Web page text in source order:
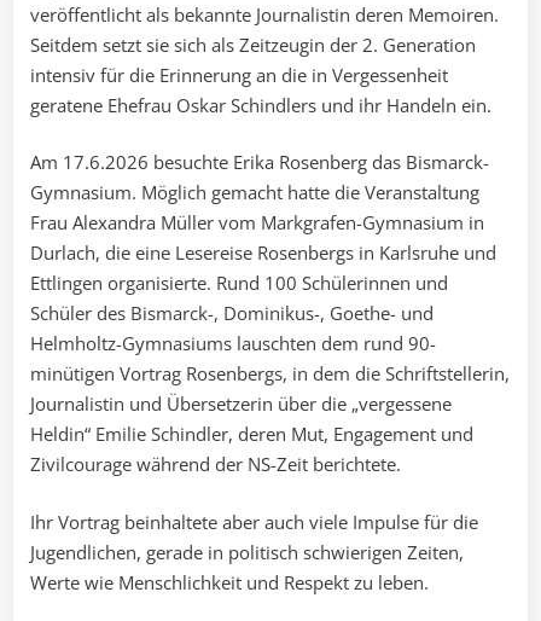
veröffentlicht als bekannte Journalistin deren Memoiren.
Seitdem setzt sie sich als Zeitzeugin der 2. Generation
intensiv für die Erinnerung an die in Vergessenheit
geratene Ehefrau Oskar Schindlers und ihr Handeln ein.
Am 17.6.2026 besuchte Erika Rosenberg das Bismarck-
Gymnasium. Möglich gemacht hatte die Veranstaltung
Frau Alexandra Müller vom Markgrafen-Gymnasium in
Durlach, die eine Lesereise Rosenbergs in Karlsruhe und
Ettlingen organisierte. Rund 100 Schülerinnen und
Schüler des Bismarck-, Dominikus-, Goethe- und
Helmholtz-Gymnasiums lauschten dem rund 90-
minütigen Vortrag Rosenbergs, in dem die Schriftstellerin,
Journalistin und Übersetzerin über die „vergessene
Heldin“ Emilie Schindler, deren Mut, Engagement und
Zivilcourage während der NS-Zeit berichtete.
Ihr Vortrag beinhaltete aber auch viele Impulse für die
Jugendlichen, gerade in politisch schwierigen Zeiten,
Werte wie Menschlichkeit und Respekt zu leben.